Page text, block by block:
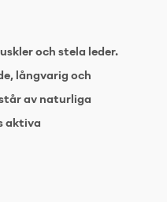
och stela leder.
långvarig och
av naturliga
aktiva